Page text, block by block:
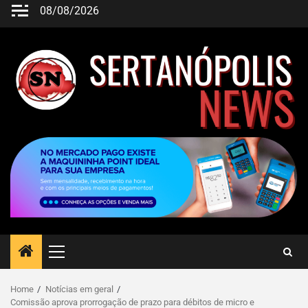
08/08/2026
Home
Notícias em geral
Comissão aprova prorrogação de prazo para débitos de micro e